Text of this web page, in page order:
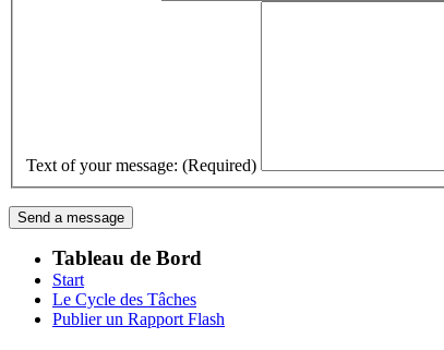
Text of your message: (Required)
Tableau de Bord
Start
Le Cycle des Tâches
Publier un Rapport Flash